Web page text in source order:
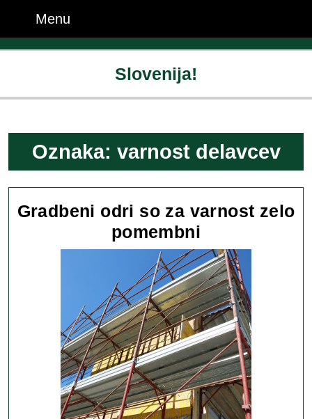
content
Menu
Slovenija!
Oznaka: varnost delavcev
Gradbeni odri so za varnost zelo
pomembni
odri
so
za
varnost
zelo
pomembni